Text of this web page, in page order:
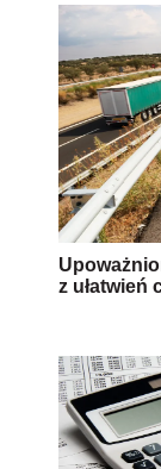
z ułatwień